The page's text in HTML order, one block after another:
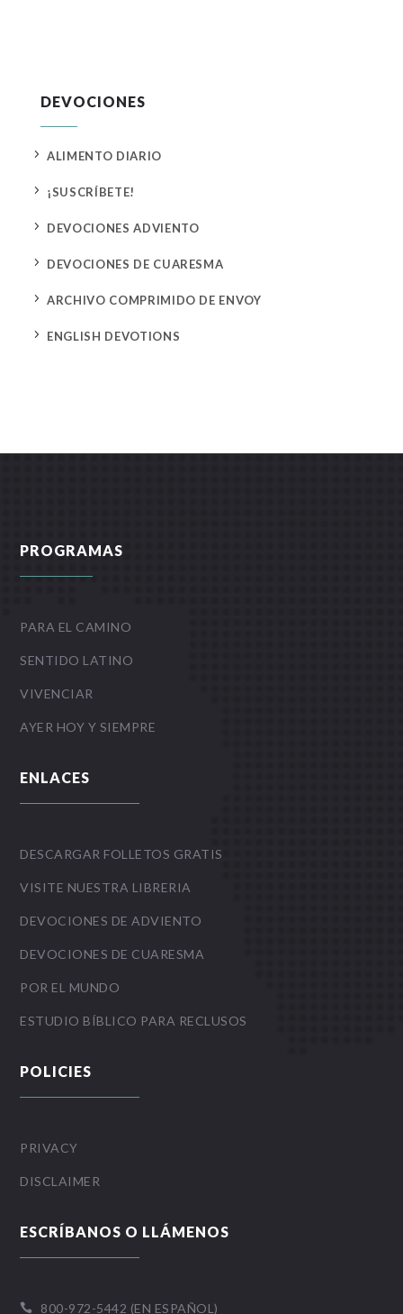
DEVOCIONES
5 ALIMENTO DIARIO
5 ¡SUSCRÍBETE!
5 DEVOCIONES ADVIENTO
5 DEVOCIONES DE CUARESMA
5 ARCHIVO COMPRIMIDO DE ENVOY
5 ENGLISH DEVOTIONS
PROGRAMAS
PARA EL CAMINO
SENTIDO LATINO
VIVENCIAR
AYER HOY Y SIEMPRE
ENLACES
DESCARGAR FOLLETOS GRATIS
VISITE NUESTRA LIBRERIA
DEVOCIONES DE ADVIENTO
DEVOCIONES DE CUARESMA
POR EL MUNDO
ESTUDIO BÍBLICO PARA RECLUSOS
POLICIES
PRIVACY
DISCLAIMER
ESCRÍBANOS O LLÁMENOS
 800-972-5442 (EN ESPAÑOL)